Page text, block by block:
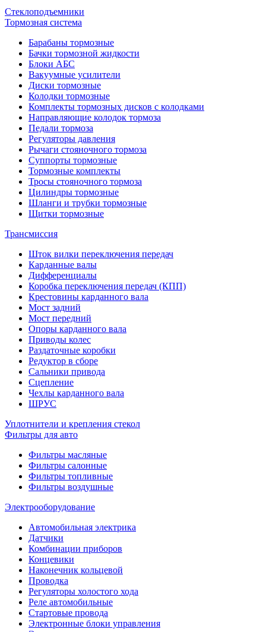
Стеклоподъемники
Тормозная система
Барабаны тормозные
Бачки тормозной жидкости
Блоки АБС
Вакуумные усилители
Диски тормозные
Колодки тормозные
Комплекты тормозных дисков с колодками
Направляющие колодок тормоза
Педали тормоза
Регуляторы давления
Рычаги стояночного тормоза
Суппорты тормозные
Тормозные комплекты
Тросы стояночного тормоза
Цилиндры тормозные
Шланги и трубки тормозные
Щитки тормозные
Трансмиссия
Шток вилки переключения передач
Карданные валы
Дифференциалы
Коробка переключения передач (КПП)
Крестовины карданного вала
Мост задний
Мост передний
Опоры карданного вала
Приводы колес
Раздаточные коробки
Редуктор в сборе
Сальники привода
Сцепление
Чехлы карданного вала
ШРУС
Уплотнители и крепления стекол
Фильтры для авто
Фильтры масляные
Фильтры салонные
Фильтры топливные
Фильтры воздушные
Электрооборудование
Автомобильная электрика
Датчики
Комбинации приборов
Концевики
Наконечник кольцевой
Проводка
Регуляторы холостого хода
Реле автомобильные
Стартовые провода
Электронные блоки управления